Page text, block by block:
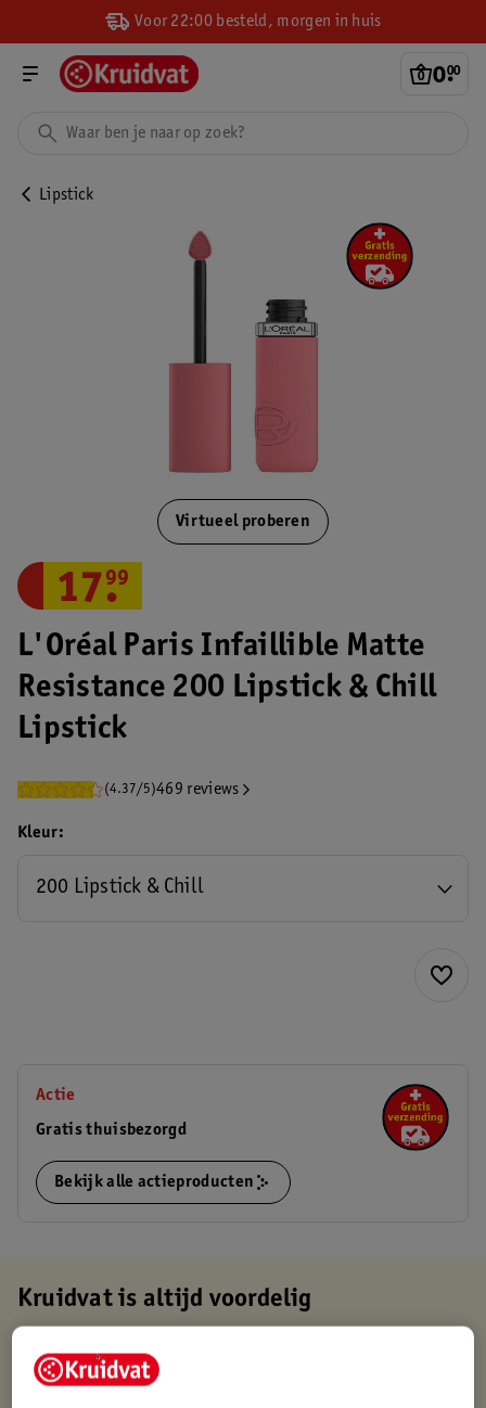
Voor 22:00 besteld, morgen in huis
0.
00
Lipstick
Virtueel proberen
L'Oréal Paris Infaillible Matte
Resistance 200 Lipstick & Chill
Lipstick
(4.37/5)469 reviews
17.
99
Kleur
200 Lipstick & Chill
Actie
Gratis thuisbezorgd
Bekijk alle actieproducten
Kruidvat is altijd voordelig
Op werkdagen voor 22:00 uur besteld, volgende dag in huis